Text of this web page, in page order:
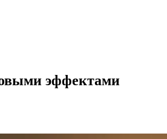
эффектами